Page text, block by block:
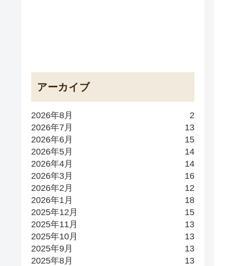
アーカイブ
2026年8月
2
2026年7月
13
2026年6月
15
2026年5月
14
2026年4月
14
2026年3月
16
2026年2月
12
2026年1月
18
2025年12月
15
2025年11月
13
2025年10月
13
2025年9月
13
2025年8月
13